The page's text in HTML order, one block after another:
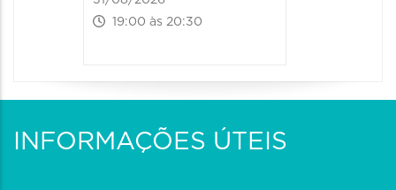
19:00 às 20:30
INFORMAÇÕES ÚTEIS